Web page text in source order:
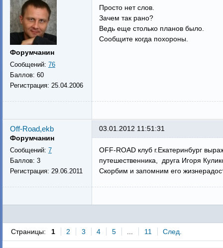
Форумчанин
Сообщений: 76
Баллов: 60
Регистрация: 25.04.2006
Просто нет слов.
Зачем так рано?
Ведь еще столько планов было.
Сообщите когда похороны.
Off-Road,ekb
Форумчанин
Сообщений: 7
Баллов: 3
Регистрация: 29.06.2011
03.01.2012 11:51:31
OFF-ROAD клуб г.Екатеринбург
путешественника, друга Игоря
Скорбим и запомним его
Страницы: 1 2 3 4 5 11 След.